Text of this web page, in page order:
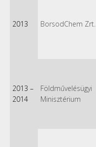
2013 BorsodChem Zrt.
2013 –
2014
Földművelésügyi
Minisztérium